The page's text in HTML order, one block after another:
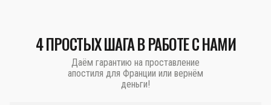
4 ПРОСТЫХ ШАГА В РАБОТЕ С НАМИ
Даём гарантию на проставление
апостиля для Франции или вернём
деньги!